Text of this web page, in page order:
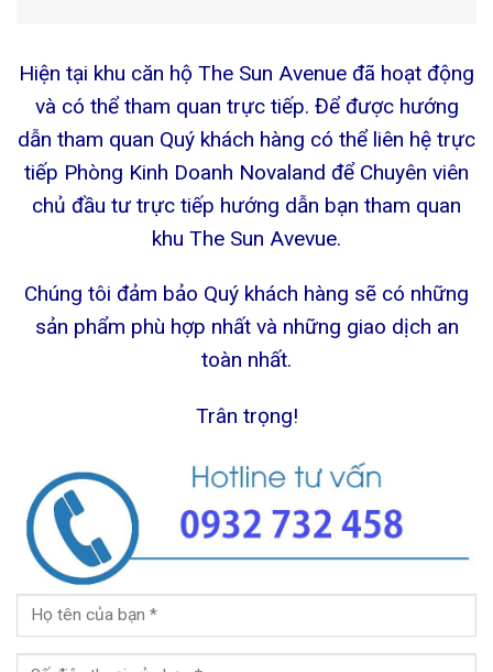
Hiện tại khu căn hộ The Sun Avenue đã hoạt động
và có thể tham quan trực tiếp. Để được hướng
dẫn tham quan Quý khách hàng có thể liên hệ trực
tiếp Phòng Kinh Doanh Novaland để Chuyên viên
chủ đầu tư trực tiếp hướng dẫn bạn tham quan
khu The Sun Avevue.
Chúng tôi đảm bảo Quý khách hàng sẽ có những
sản phẩm phù hợp nhất và những giao dịch an
toàn nhất.
Trân trọng!